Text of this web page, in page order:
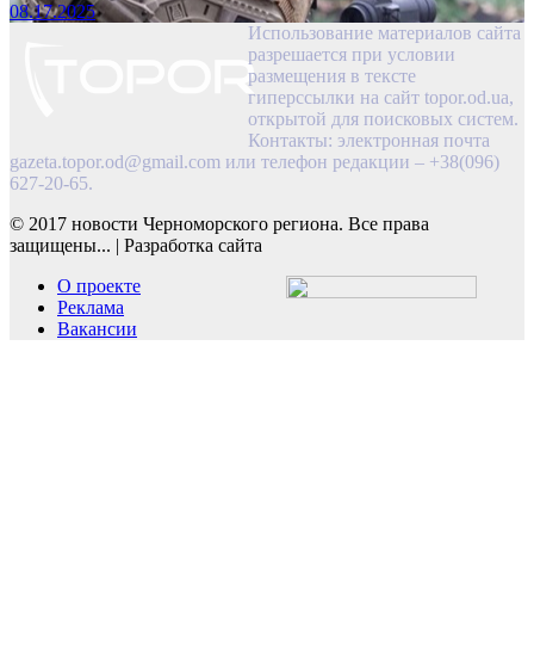
08.17.2025
Использование материалов сайта
разрешается при условии
размещения в тексте
гиперссылки на сайт topor.od.ua,
открытой для поисковых систем.
Контакты: электронная почта
gazeta.topor.od@gmail.com или телефон редакции – +38(096)
627-20-65.
© 2017 новости Черноморского региона. Все права
защищены... | Разработка сайта
О проекте
Реклама
Вакансии